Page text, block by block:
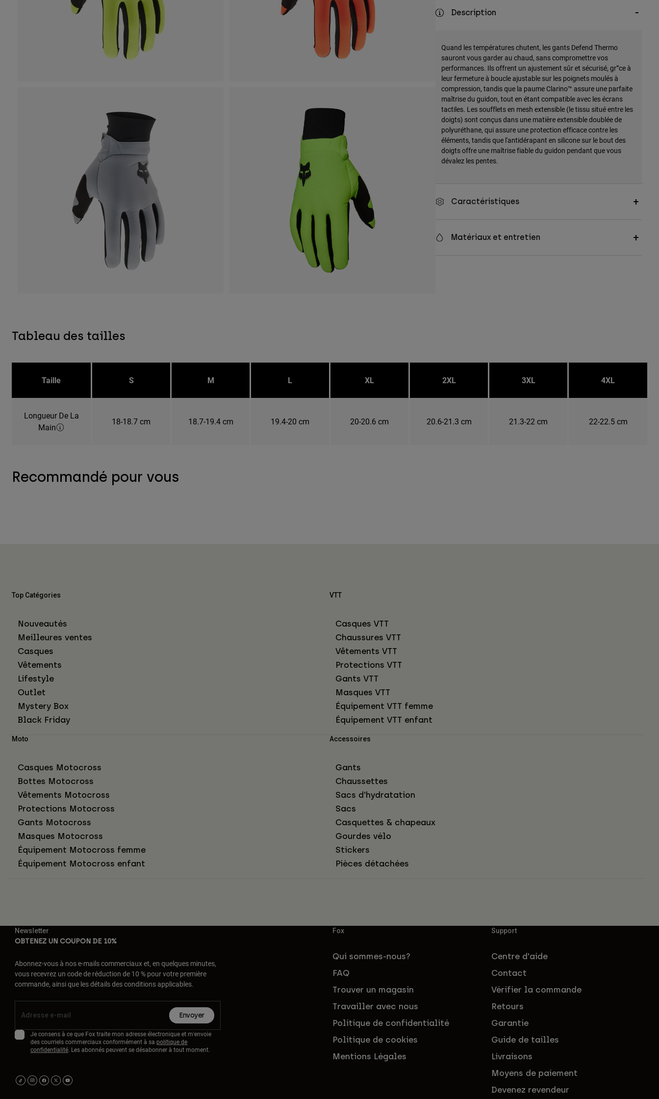
Description
Quand les températures chutent, les gants Defend Thermo
sauront vous garder au chaud, sans compromettre vos
performances. Ils offrent un ajustement sûr et sécurisé, gr”ce à
leur fermeture à boucle ajustable sur les poignets moulés à
compression, tandis que la paume Clarino™ assure une parfaite
maîtrise du guidon, tout en étant compatible avec les écrans
tactiles. Les soufflets en mesh extensible (le tissu situé entre les
doigts) sont conçus dans une matière extensible doublée de
polyuréthane, qui assure une protection efficace contre les
éléments, tandis que l'antidérapant en silicone sur le bout des
doigts offre une maîtrise fiable du guidon pendant que vous
dévalez les pentes.
Caractéristiques
Matériaux et entretien
Tableau des tailles
Taille S M L XL 2XL 3XL 4XL
Longueur De La
Main
18-18.7 cm 18.7-19.4 cm 19.4-20 cm 20-20.6 cm 20.6-21.3 cm 21.3-22 cm 22-22.5 cm
Recommandé pour vous
Top Catégories
Nouveautés
Meilleures ventes
Casques
Vêtements
Lifestyle
Outlet
Mystery Box
Black Friday
VTT
Casques VTT
Chaussures VTT
Vêtements VTT
Protections VTT
Gants VTT
Masques VTT
Équipement VTT femme
Équipement VTT enfant
Moto
Casques Motocross
Bottes Motocross
Vêtements Motocross
Protections Motocross
Gants Motocross
Masques Motocross
Équipement Motocross femme
Équipement Motocross enfant
Accessoires
Gants
Chaussettes
Sacs d’hydratation
Sacs
Casquettes & chapeaux
Gourdes vélo
Stickers
Pièces détachées
Newsletter
OBTENEZ UN COUPON DE 10%
Abonnez-vous à nos e-mails commerciaux et, en quelques minutes,
vous recevrez un code de réduction de 10 % pour votre première
commande, ainsi que les détails des conditions applicables.
Envoyer
Je consens à ce que Fox traite mon adresse électronique et m'envoie
des courriels commerciaux conformément à sa politique de
confidentialité. Les abonnés peuvent se désabonner à tout moment.
Fox
Qui sommes-nous?
FAQ
Trouver un magasin
Travailler avec nous
Politique de confidentialité
Politique de cookies
Mentions Légales
Support
Centre d'aide
Contact
Vérifier la commande
Retours
Garantie
Guide de tailles
Livraisons
Moyens de paiement
Devenez revendeur